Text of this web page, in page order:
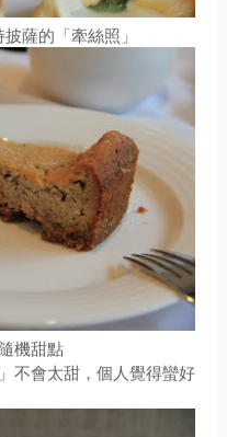
薩的「牽絲照」
機甜點
不會太甜，個人覺得蠻好